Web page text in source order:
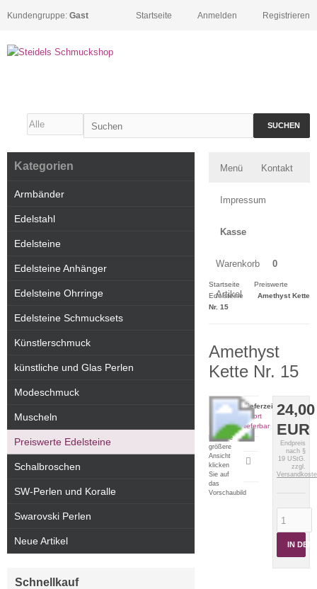
Kundengruppe: Gast Registrieren
Anmelden
Startseite
SUCHEN
Menü Kontakt
Impressum
Kasse
Warenkorb 0
Artikel
Startseite
Preiswerte
Edelsteine
Amethyst Kette
Nr. 15
Amethyst
Kette Nr. 15
Für eine
größere
Ansicht
klicken
Sie auf
das
Vorschaubild
24,00
EUR
Endpreis
nach §
19 UStG.
zzgl.
IN DEN
Lieferzeit:
sofort
lieferbar
Artikeldatenblatt
drucken
Kategorien
Armbänder
Edelstahl
Edelsteine
Edelsteine Anhänger
Edelsteine Ohrringe
Edelsteine Schmucksets
Künstlerschmuck
künstliche und Glas Perlen
Modeschmuck
Muscheln
Preiswerte Edelsteine
Schalbroschen
SW-Perlen und Koralle
Swarovski Perlen
Neue Artikel
Schnellkauf